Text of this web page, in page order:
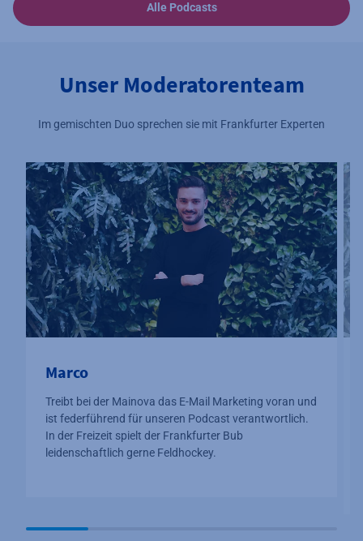
Alle Podcasts
Unser Moderatorenteam
Im gemischten Duo sprechen sie mit Frankfurter Experten
Marco
Treibt bei der Mainova das E-Mail Marketing voran und
ist federführend für unseren Podcast verantwortlich.
In der Freizeit spielt der Frankfurter Bub
leidenschaftlich gerne Feldhockey.